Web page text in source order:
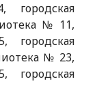
№ 11,
городская
№ 23,
городская